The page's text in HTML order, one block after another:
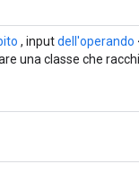
, inputdell'operando
una classe che